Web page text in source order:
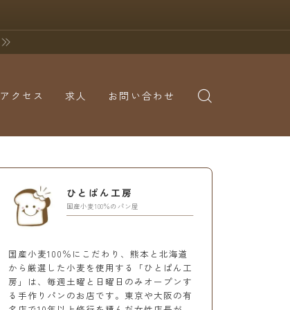
アクセス 求人 お問い合わせ
ひとぱん工房
国産小麦100％のパン屋
国産小麦100％にこだわり、熊本と北海道
から厳選した小麦を使用する「ひとぱん工
房」は、毎週土曜と日曜日のみオープンす
る手作りパンのお店です。東京や大阪の有